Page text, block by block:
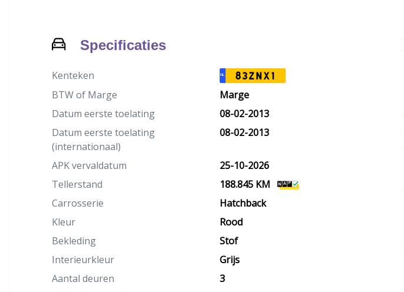
Specificaties
Kenteken NL 83ZNX1
BTW of Marge
Marge
Datum eerste toelating
08-02-2013
Datum eerste toelating
(internationaal)
08-02-2013
APK vervaldatum
25-10-2026
Tellerstand
188.845 KM
Carrosserie
Hatchback
Kleur
Rood
Bekleding
Stof
Interieurkleur
Grijs
Aantal deuren
3